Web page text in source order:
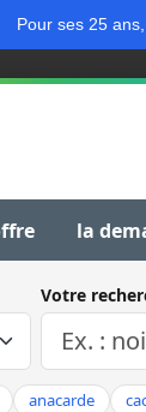
Pour ses 25
la
Votre
anacarde